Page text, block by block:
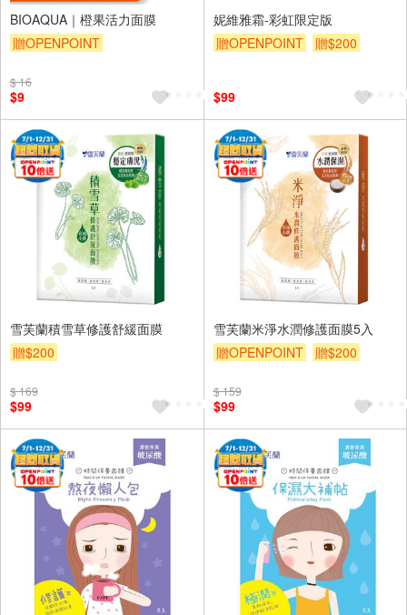
BIOAQUA｜橙果活力面膜
贈OPENPOINT
$ 16
$9
妮維雅霜-彩虹限定版
贈OPENPOINT
贈$200
$99
雪芙蘭積雪草修護舒緩面膜
贈$200
$ 169
$99
雪芙蘭米淨水潤修護面膜5入
贈OPENPOINT
贈$200
$ 159
$99